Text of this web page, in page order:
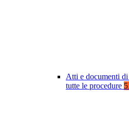
Atti e documenti di
tutte le procedure